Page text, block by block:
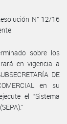
N° 12/16
sobre los
en vigencia a
DE
en su
el “Sistema